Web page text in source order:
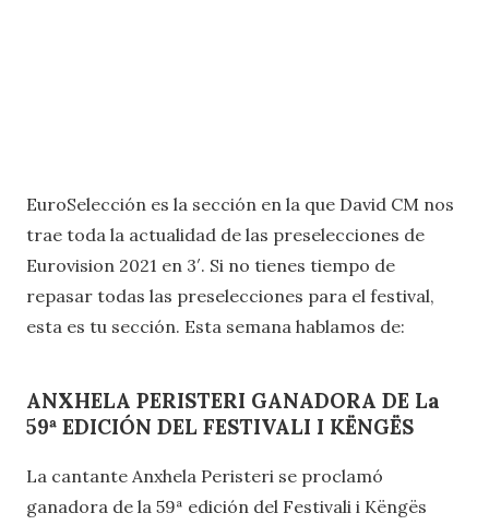
EuroSelección es la sección en la que David CM nos
trae toda la actualidad de las preselecciones de
Eurovision 2021 en 3′. Si no tienes tiempo de
repasar todas las preselecciones para el festival,
esta es tu sección. Esta semana hablamos de:
ANXHELA PERISTERI GANADORA DE La
59ª EDICIÓN DEL FESTIVALI I KËNGËS
La cantante Anxhela Peristeri se proclamó
ganadora de la 59ª edición del Festivali i Këngës